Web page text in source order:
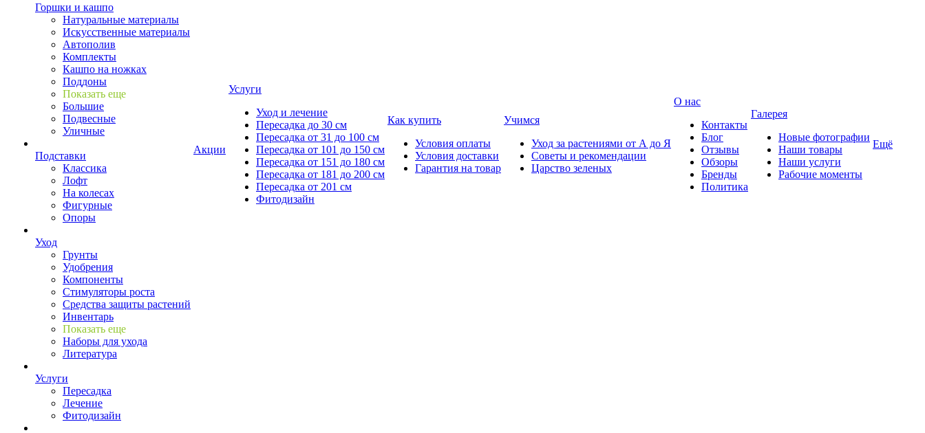
Горшки и кашпо
Натуральные материалы
Искусственные материалы
Автополив
Комплекты
Кашпо на ножках
Поддоны
Показать еще
Большие
Подвесные
Уличные
Подставки
Классика
Лофт
На колесах
Фигурные
Опоры
Уход
Грунты
Удобрения
Компоненты
Стимуляторы роста
Средства защиты растений
Инвентарь
Показать еще
Наборы для ухода
Литература
Услуги
Пересадка
Лечение
Фитодизайн
Акции
Услуги
Уход и лечение
Пересадка до 30 см
Пересадка от 31 до 100 см
Пересадка от 101 до 150 см
Пересадка от 151 до 180 см
Пересадка от 181 до 200 см
Пересадка от 201 см
Фитодизайн
Как купить
Условия оплаты
Условия доставки
Гарантия на товар
Учимся
Уход за растениями от А до Я
Советы и рекомендации
Царство зеленых
О нас
Контакты
Блог
Отзывы
Обзоры
Бренды
Политика
Галерея
Новые фотографии
Наши товары
Наши услуги
Рабочие моменты
Ещё